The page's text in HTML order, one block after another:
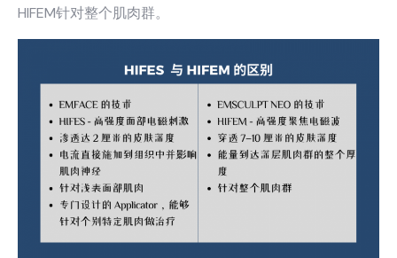
HIFEM针对整个肌肉群。